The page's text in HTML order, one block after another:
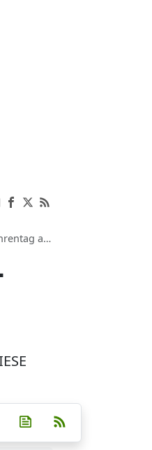
mit Baby
Facebook
auf Whatsapp
Teilen auf Telegram
teilen
Post auf XNewsletter